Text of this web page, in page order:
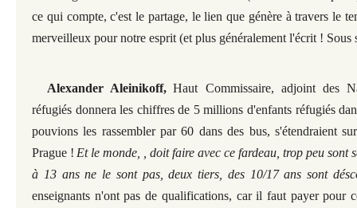
ce qui compte, c'est le partage, le lien que génère à travers le
merveilleux pour notre esprit (et plus généralement l'écrit ! Sous
Alexander Aleinikoff, Haut Commissaire, adjoint des
réfugiés donnera les chiffres de 5 millions d'enfants réfugiés
pouvions les rassembler par 60 dans des bus, s'étendraient
Prague ! Et le monde, , doit faire avec ce fardeau, trop peu sont
à 13 ans ne le sont pas, deux tiers, des 10/17 ans sont
enseignants n'ont pas de qualifications, car il faut payer pour